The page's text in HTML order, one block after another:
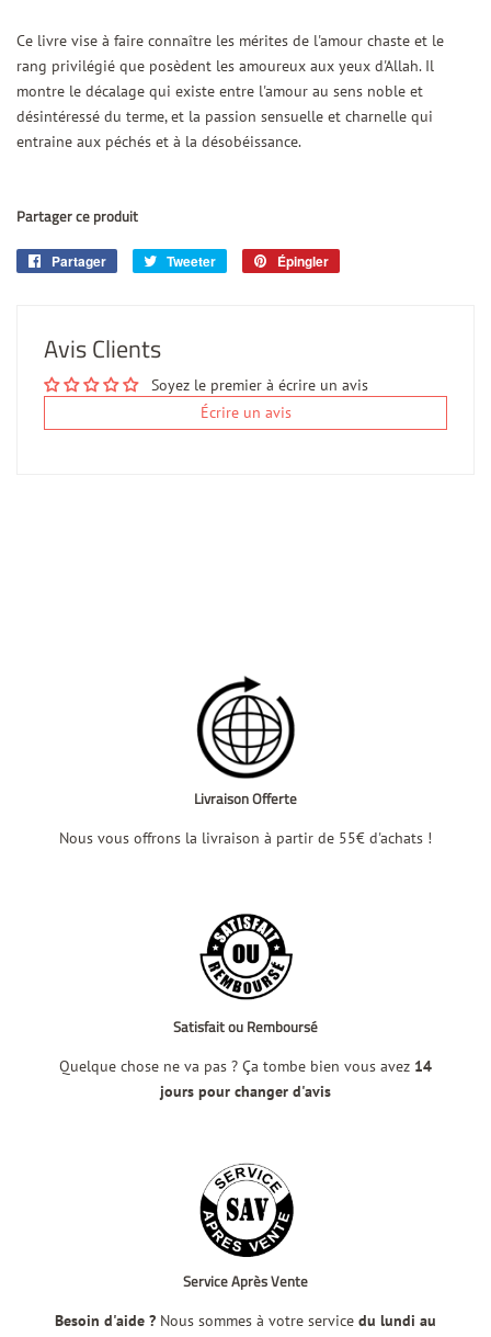
Ce livre vise à faire connaître les mérites de l'amour chaste et le
rang privilégié que posèdent les amoureux aux yeux d'Allah. Il
montre le décalage qui existe entre l'amour au sens noble et
désintéressé du terme, et la passion sensuelle et charnelle qui
entraine aux péchés et à la désobéissance.
Partager ce produit
Partager
PartagerTweeter
Tweeter
Épingler
Avis Clients
Soyez le premier à écrire un avis
Écrire un avis
Livraison Offerte
Nous vous offrons la livraison à partir de 55€ d'achats !
Satisfait ou Remboursé
Quelque chose ne va pas ? Ça tombe bien vous avez 14
jours pour changer d'avis
Service Après Vente
Besoin d'aide ? Nous sommes à votre service du lundi au